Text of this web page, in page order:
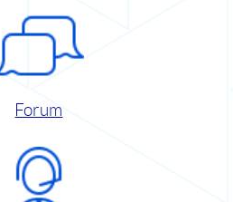
Forum